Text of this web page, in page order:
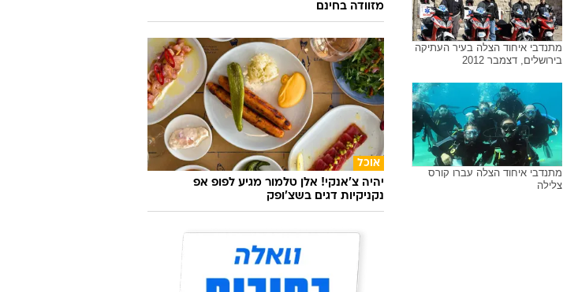
מתנדבי איחוד הצלה בעיר העתיקה
בירושלים, דצמבר 2012
מתנדבי איחוד הצלה עברו קורס
צלילה
מזוודה בחינם
אוכל
יהיה צ'אנקי! אלן טלמור מגיע לפופ אפ
נקניקיות דגים בשצ'ופק